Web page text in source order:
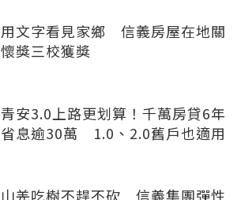
用文字看見家鄉 信義房屋在地關
懷獎三校獲獎
青安3.0上路更划算！千萬房貸6年
省息逾30萬 1.0、2.0舊戶也適用
山羌吃樹不趕不砍 信義集團彈性